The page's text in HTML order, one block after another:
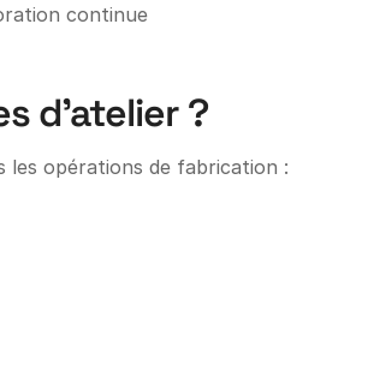
continue
d’atelier ?
les opérations de fabrication :